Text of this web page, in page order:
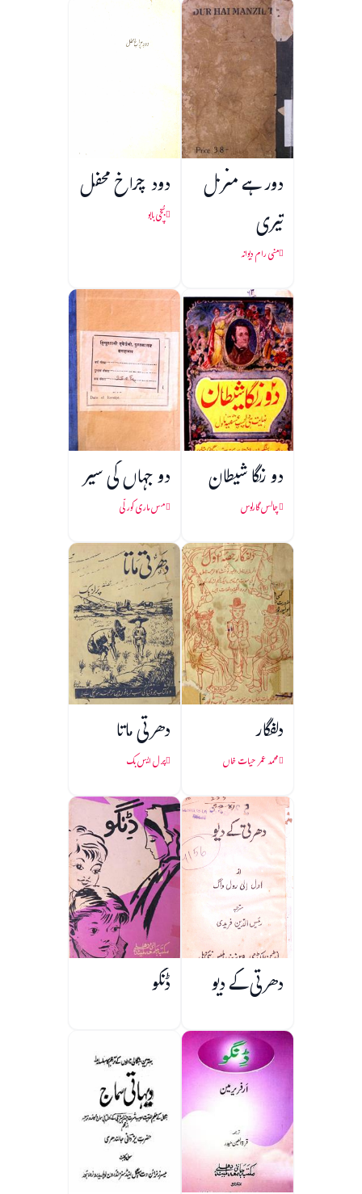
دور ہے منزل
تیری
منی رام دیوانہ
دود چراخ محفل
بُچّی بابو
دو رنگا شیطان
چالس گارلوس
دو جہاں کی سیر
مس ماری کورلّی
دلفگار
محمد عمر حیات خاں
دھرتی ماتا
پرل ایس بک
دھرتی کے دیو ڈنگو